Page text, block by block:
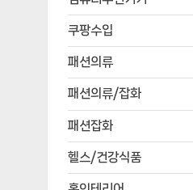
쿠팡수입
패션의류
패션의류/잡화
패션잡화
헬스/건강식품